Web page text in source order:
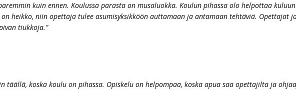
kuin ennen. Koulussa parasta on musaluokka. Koulun pihassa olo helpottaa kuluun
heikko, niin opettaja tulee asumisyksikköön auttamaan ja antamaan tehtäviä. Opettajat
tiukkoja.”
täällä, koska koulu on pihassa. Opiskelu on helpompaa, koska apua saa opettajilta ja